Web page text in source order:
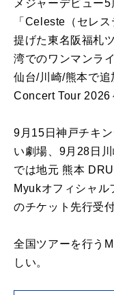
メジャーデビュー
「Celeste（セレ
提げた東名阪福札
湾でのワンマンラ
仙台/川崎/熊本で
Concert Tour 2026
9月15日神戸チキ
い劇場、9月28日
では地元 熊本
Myukオフィシャ
のチケット先行受
全国ツアーを行う
しい。